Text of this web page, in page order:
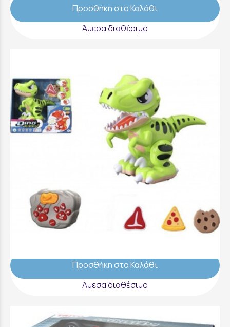
Προσθήκη στο Καλάθι
Άμεσα διαθέσιμο
Dynatech RC Τηλεκετευθυνόμενο Kiddy
Dino - FK10622
Προσθήκη στο Καλάθι
Άμεσα διαθέσιμο